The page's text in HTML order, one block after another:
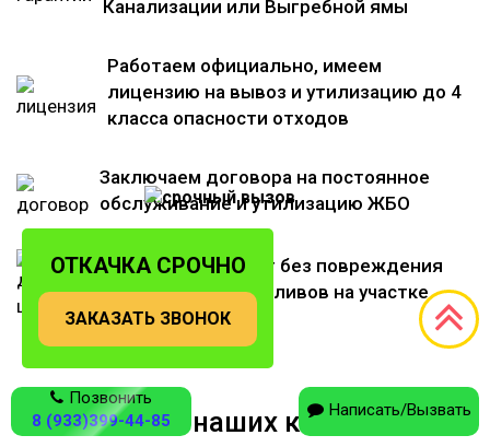
Канализации или Выгребной ямы
Работаем официально, имеем
лицензию на вывоз и утилизацию до 4
класса опасности отходов
Заключаем договора на постоянное
обслуживание и утилизацию ЖБО
Откачка проходит без повреждения
насаждений и разливов на участке
Отзывы наших клиентов
ОТКАЧКА СРОЧНО
ЗАКАЗАТЬ ЗВОНОК
Позвонить
8 (933)399-44-85
Написать/Вызвать